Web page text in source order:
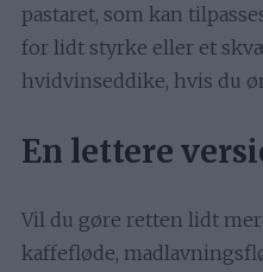
pastaret, som kan
for lidt styrke eller et
hvidvinseddike, hvis du
En lettere
Vil du gøre retten lidt
kaffefløde,